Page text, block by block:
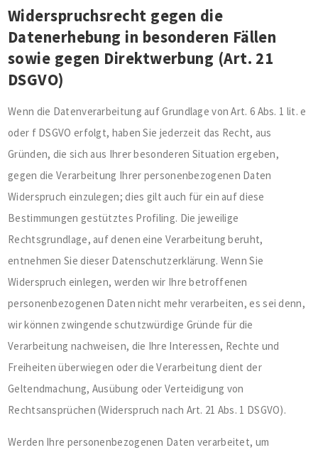
Widerspruchsrecht gegen die
Datenerhebung in besonderen Fällen
sowie gegen Direktwerbung (Art. 21
DSGVO)
Wenn die Datenverarbeitung auf Grundlage von Art. 6 Abs. 1 lit. e
oder f DSGVO erfolgt, haben Sie jederzeit das Recht, aus
Gründen, die sich aus Ihrer besonderen Situation ergeben,
gegen die Verarbeitung Ihrer personenbezogenen Daten
Widerspruch einzulegen; dies gilt auch für ein auf diese
Bestimmungen gestütztes Profiling. Die jeweilige
Rechtsgrundlage, auf denen eine Verarbeitung beruht,
entnehmen Sie dieser Datenschutzerklärung. Wenn Sie
Widerspruch einlegen, werden wir Ihre betroffenen
personenbezogenen Daten nicht mehr verarbeiten, es sei denn,
wir können zwingende schutzwürdige Gründe für die
Verarbeitung nachweisen, die Ihre Interessen, Rechte und
Freiheiten überwiegen oder die Verarbeitung dient der
Geltendmachung, Ausübung oder Verteidigung von
Rechtsansprüchen (Widerspruch nach Art. 21 Abs. 1 DSGVO).
Werden Ihre personenbezogenen Daten verarbeitet, um